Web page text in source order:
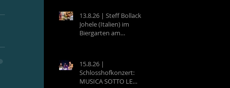
13.8.26 | Steff Bollack &
Johele (Italien) im
Biergarten am
15.8.26 |
Schlosshofkonzert:
MUSICA SOTTO LE